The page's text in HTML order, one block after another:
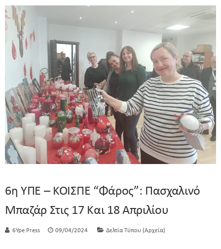
6η ΥΠΕ – ΚΟΙΣΠΕ “Φάρος”: Πασχαλινό
Μπαζάρ Στις 17 Και 18 Απριλίου
6Ype Press 09/04/2024 Δελτία Τύπου (Αρχεία)